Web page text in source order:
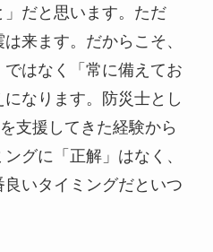
だと思います。ただ
来ます。だからこそ、
ではなく「常に備えてお
なります。防災士とし
支援してきた経験から
グに「正解」はなく、
いタイミングだといつ